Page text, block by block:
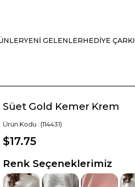
YENİ GELENLERHEDİYE ÇARKI
Süet Gold Kemer Krem
(114431)
$17.75
Renk Seçeneklerimiz